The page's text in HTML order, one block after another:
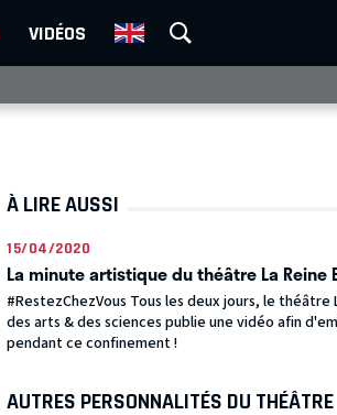
VIDÉOS
À LIRE AUSSI
15/04/2020
La minute artistique du théâtre La Reine
#RestezChezVous Tous les deux jours, le théâtre
des arts & des sciences publie une vidéo afin
pendant ce confinement !
AUTRES PERSONNALITÉS DU THÉÂTRE